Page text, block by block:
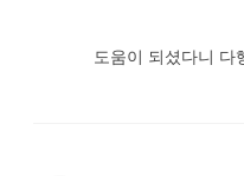
도움이 되셨다니 다